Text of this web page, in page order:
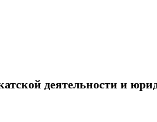
деятельности и